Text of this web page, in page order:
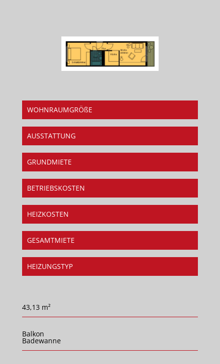
WOHNRAUMGRÖßE
AUSSTATTUNG
GRUNDMIETE
BETRIEBSKOSTEN
HEIZKOSTEN
GESAMTMIETE
HEIZUNGSTYP
43,13 m²
Balkon
Badewanne